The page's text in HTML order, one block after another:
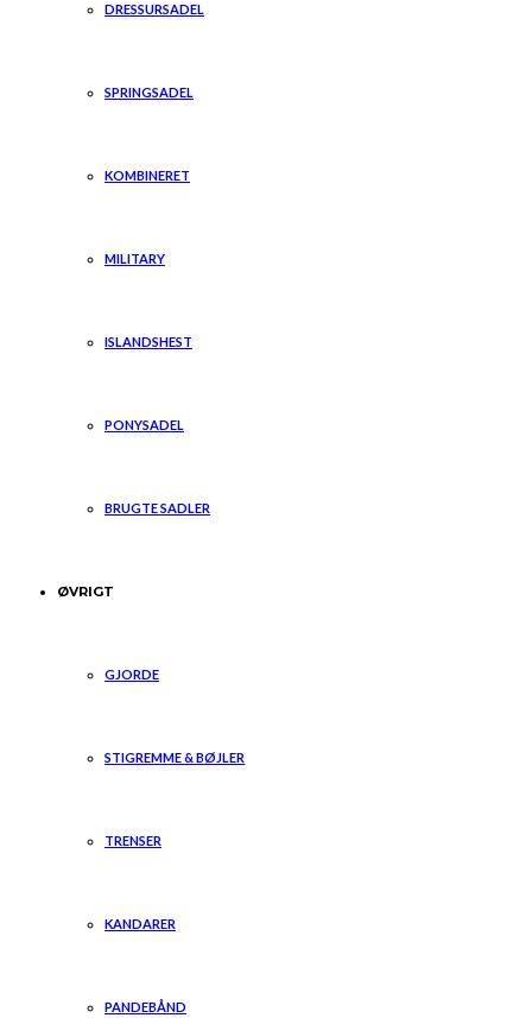
DRESSURSADEL
SPRINGSADEL
KOMBINERET
MILITARY
ISLANDSHEST
PONYSADEL
BRUGTE SADLER
ØVRIGT
GJORDE
STIGREMME & BØJLER
TRENSER
KANDARER
PANDEBÅND